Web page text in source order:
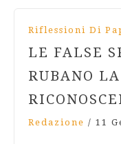
Riflessioni Di
LE FALSE
RUBANO
Redazione / 11